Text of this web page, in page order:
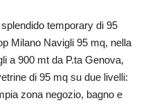
temporary di 95
Milano Navigli 95 mq, nella
a 900 mt da P.ta Genova,
di 95 mq su due livelli:
zona negozio, bagno e